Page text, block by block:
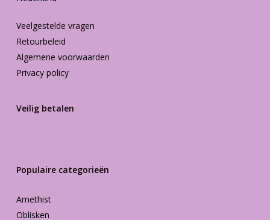
Veelgestelde vragen
Retourbeleid
Algemene voorwaarden
Privacy policy
Veilig betalen
Populaire categorieën
Amethist
Oblisken